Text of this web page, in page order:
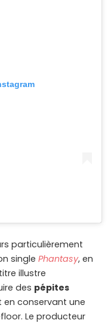
particulièrement
single Phantasy, en
illustre
des pépites
conservant une
Le producteur